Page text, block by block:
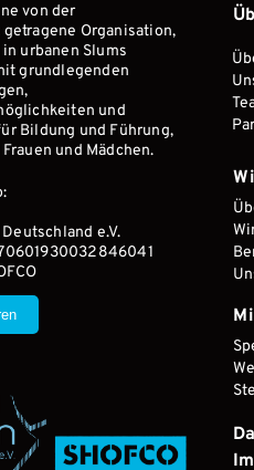
von der
Organisation,
urbanen Slums
grundlegenden
und
Bildung und Führung,
und Mädchen.
e.V.